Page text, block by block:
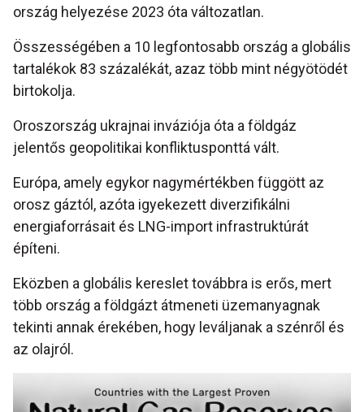
ország helyezése 2023 óta változatlan.
Összességében a 10 legfontosabb ország a globális
tartalékok 83 százalékát, azaz több mint négyötödét
birtokolja.
Oroszország ukrajnai inváziója óta a földgáz
jelentős geopolitikai konfliktusponttá vált.
Európa, amely egykor nagymértékben függött az
orosz gáztól, azóta igyekezett diverzifikálni
energiaforrásait és LNG-import infrastruktúrát
építeni.
Eközben a globális kereslet továbbra is erős, mert
több ország a földgázt átmeneti üzemanyagnak
tekinti annak érekében, hogy leváljanak a szénről és
az olajról.